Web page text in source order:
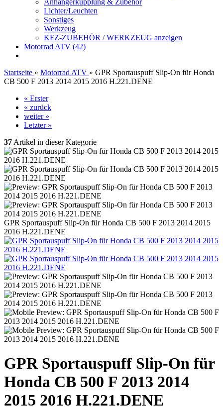
Anhängerkupplung & Zubehör
Lichter/Leuchten
Sonstiges
Werkzeug
KFZ-ZUBEHÖR / WERKZEUG anzeigen
Motorrad ATV (42)
Startseite » Motorrad ATV » GPR Sportauspuff Slip-On für Honda
CB 500 F 2013 2014 2015 2016 H.221.DENE
« Erster
« zurück
weiter »
Letzter »
37 Artikel in dieser Kategorie
GPR Sportauspuff Slip-On für Honda CB 500 F 2013 2014 2015
2016 H.221.DENE
GPR Sportauspuff Slip-On für
Honda CB 500 F 2013 2014
2015 2016 H.221.DENE